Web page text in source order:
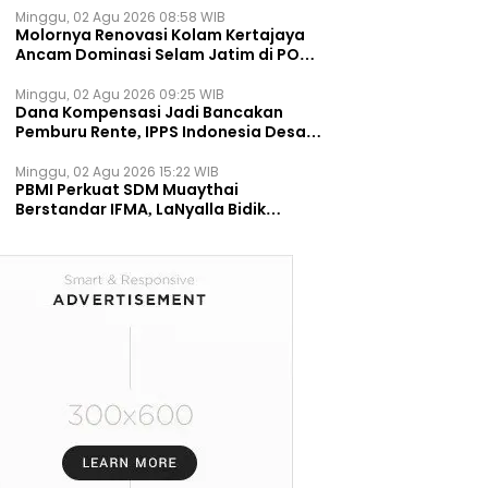
Minggu, 02 Agu 2026 08:58 WIB
Molornya Renovasi Kolam Kertajaya
Ancam Dominasi Selam Jatim di PON
Minggu, 02 Agu 2026 09:25 WIB
Dana Kompensasi Jadi Bancakan
Pemburu Rente, IPPS Indonesia Desak
Permanen
Minggu, 02 Agu 2026 15:22 WIB
PBMI Perkuat SDM Muaythai
Berstandar IFMA, LaNyalla Bidik